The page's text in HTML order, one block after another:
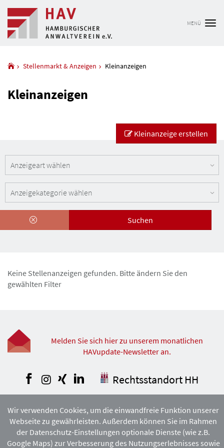
MENÜ
Stellenmarkt & Anzeigen Kleinanzeigen
Kleinanzeigen
Kleinanzeige erstellen
Suchen
Keine Stellenanzeigen gefunden. Bitte ändern Sie den
gewählten Filter
Melden Sie sich hier zu unserem monatlichen
HAVupdate-Newsletter an.
Facebook
Instagram
XingLinkedInRechtsstandort HH
VORBEHALTEN. VERVIELFÄLTIGUNG
UND VERBREITUNG NUR MIT VORHERIGER ZUSTIMMUNG DES
HAMBURGISCHEN ANWALTVEREINS.
Wir verwenden Cookies, um die einwandfreie Funktion unserer
Webseite zu gewährleisten. Außerdem können Sie im Rahmen
der Datenschutz-Einstellungen optionale Dienste (wie z.B.
Google Maps) zur Verbesserung des Nutzungserlebnisses sowie